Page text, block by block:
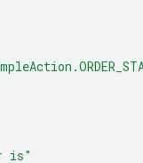
is"